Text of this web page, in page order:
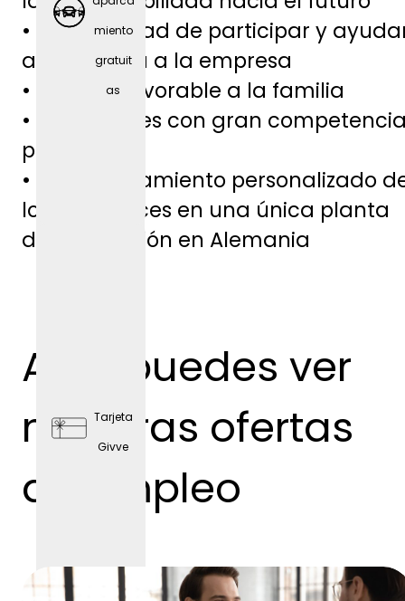
miento
gratuit
as
Tarjeta
Givve
• Oportunidad de participar y
a dar forma a la empresa
• Entorno favorable a la familia
• Formadores con gran
profesional
• Acompañamiento personalizado
los aprendices en una única planta
de producción en Alemania
Aquí puedes ver
nuestras ofertas
de empleo